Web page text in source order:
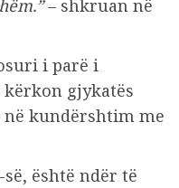
– shkruan në
i parë i
gjykatës
kundërshtim me
është ndër të